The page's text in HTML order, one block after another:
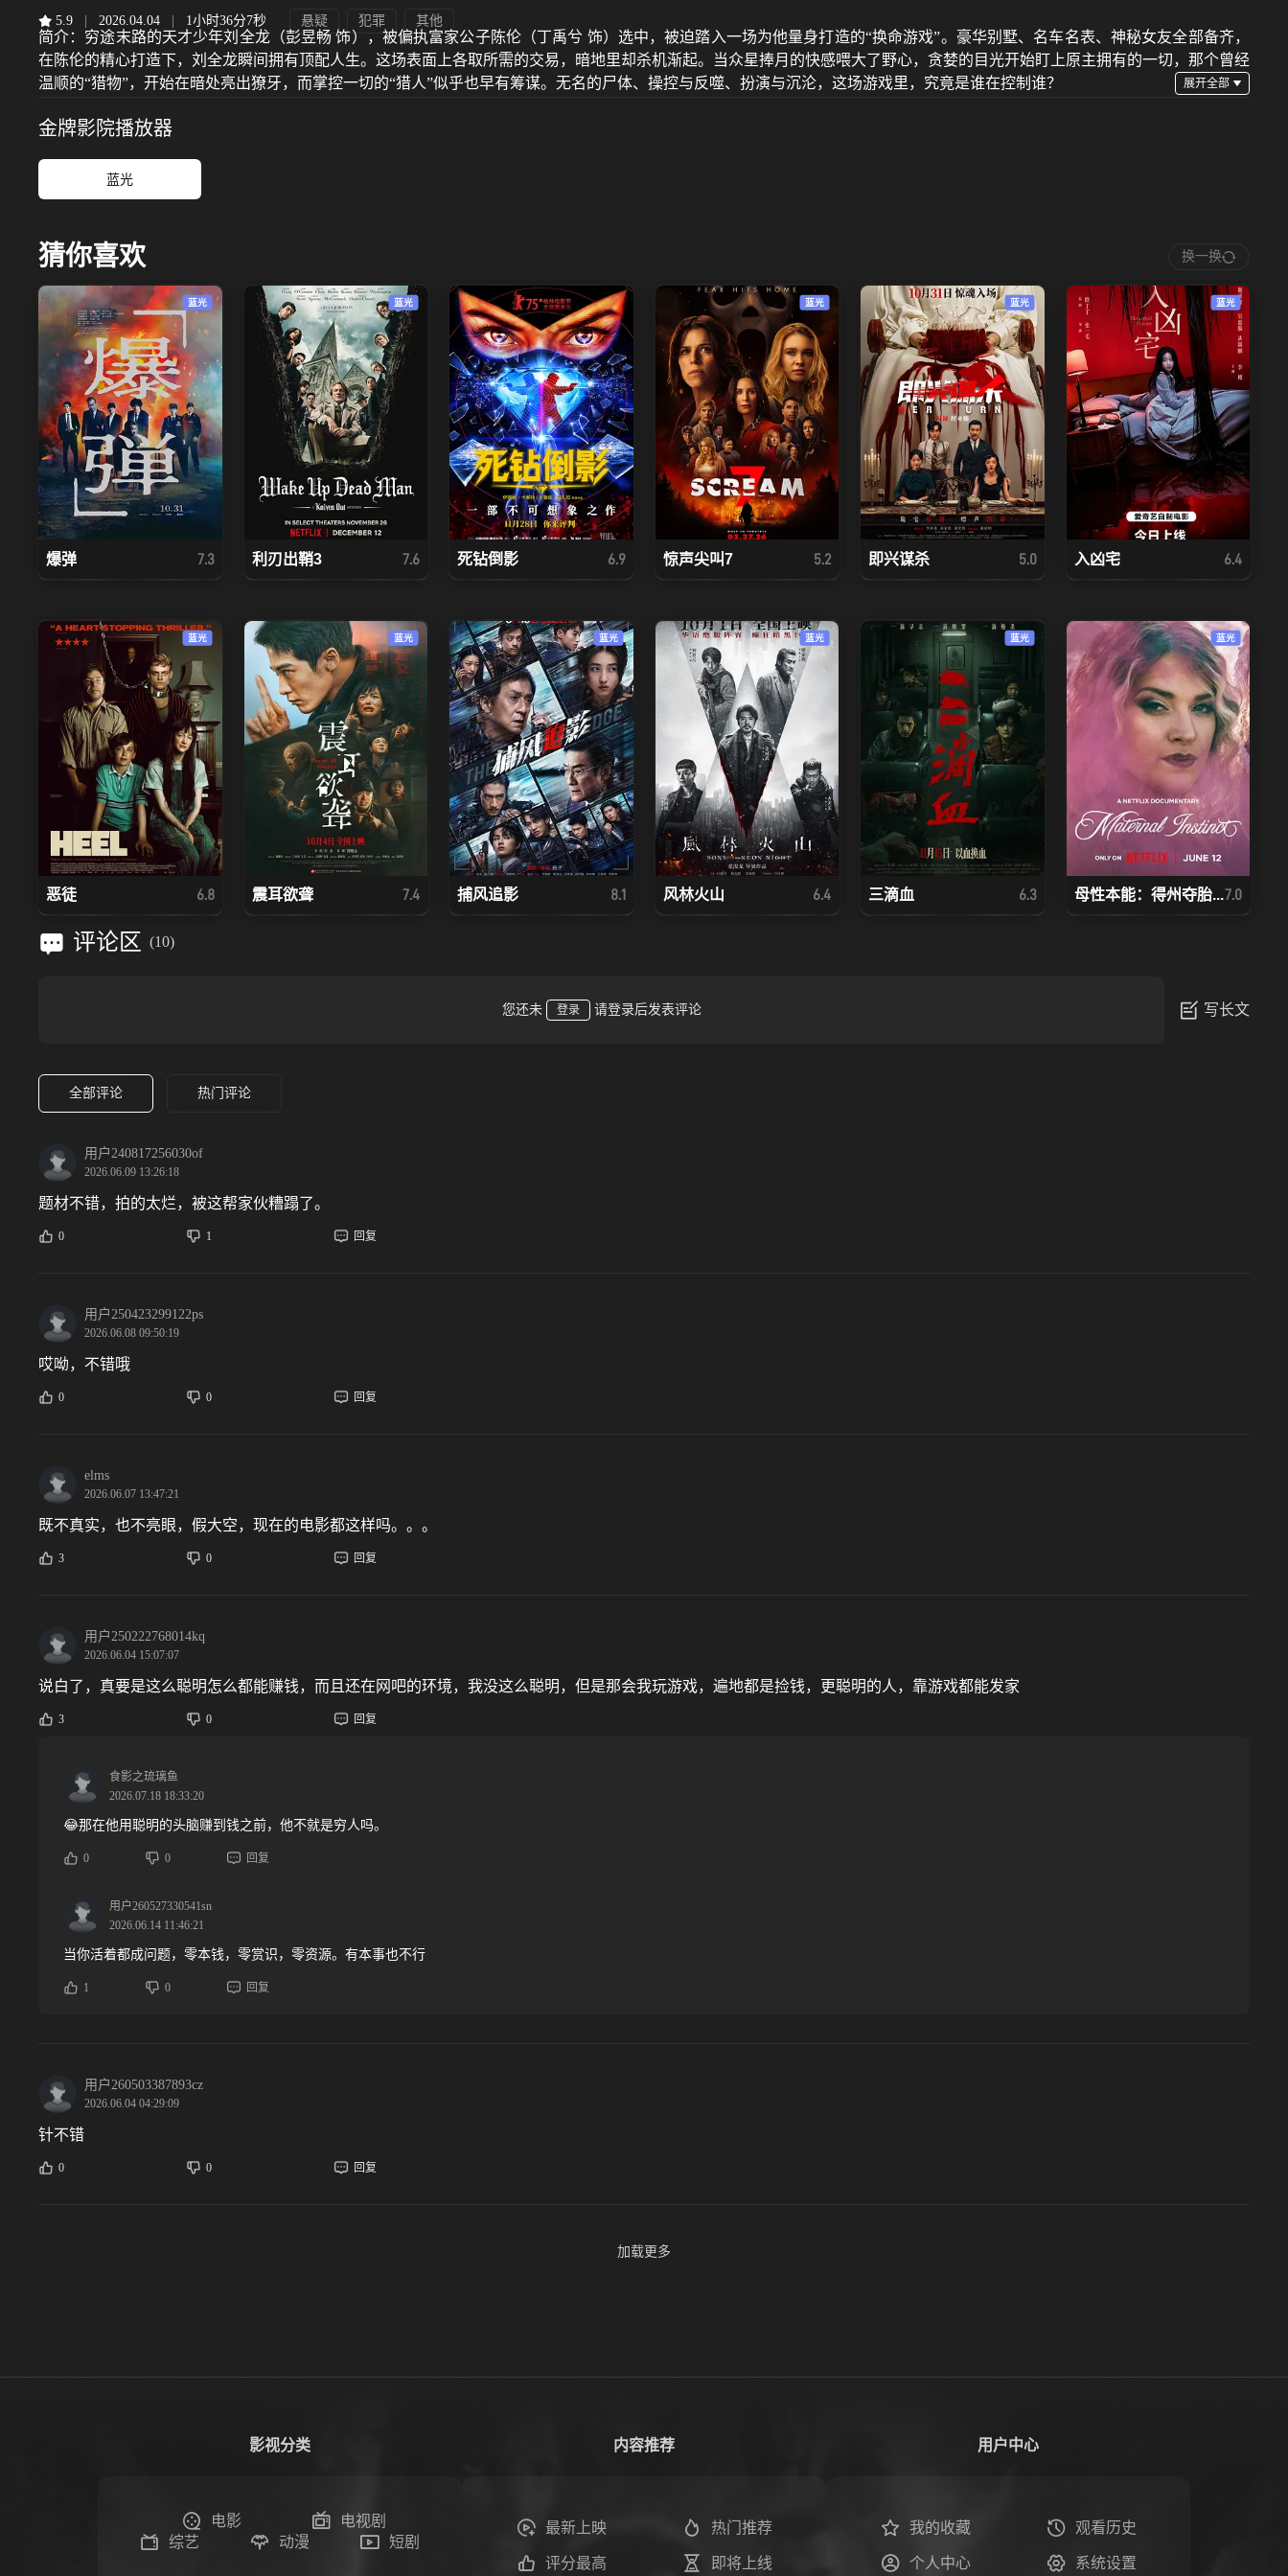
5.9 2026.04.04 1小时36分7秒 悬疑 犯罪 其他
简介： 穷途末路的天才少年刘全龙（彭昱畅 饰），被偏执富家公子陈伦（丁禹兮 饰）选中，被迫踏入一场为他量身打造的“换命游戏”。豪华别墅、名车名表、神秘女友全部备齐，
在陈伦的精心打造下，刘全龙瞬间拥有顶配人生。这场表面上各取所需的交易，暗地里却杀机渐起。当众星捧月的快感喂大了野心，贪婪的目光开始盯上原主拥有的一切，那个曾经
温顺的“猎物”，开始在暗处亮出獠牙，而掌控一切的“猎人”似乎也早有筹谋。无名的尸体、操控与反噬、扮演与沉沦，这场游戏里，究竟是谁在控制谁？
金牌影院播放器
蓝光
猜你喜欢 换一换
蓝光
爆弹 7.3
蓝光
利刃出鞘3 7.6 死钻倒影 6.9
蓝光
惊声尖叫7 5.2
蓝光
即兴谋杀 5.0
蓝光
入凶宅 6.4
蓝光
恶徒 6.8
蓝光
震耳欲聋 7.4
蓝光
捕风追影 8.1
蓝光
风林火山 6.4
蓝光
三滴血 6.3
蓝光
母性本能：得州夺胎...7.0
评论区 (10)
您还未 登录 请登录后发表评论 写长文
全部评论 热门评论
用户240817256030of
2026.06.09 13:26:18
题材不错，拍的太烂，被这帮家伙糟蹋了。
0 1 回复
用户250423299122ps
2026.06.08 09:50:19
哎呦，不错哦
0 0 回复
elms
2026.06.07 13:47:21
既不真实，也不亮眼，假大空，现在的电影都这样吗。。。
3 0 回复
用户250222768014kq
2026.06.04 15:07:07
说白了，真要是这么聪明怎么都能赚钱，而且还在网吧的环境，我没这么聪明，但是那会我玩游戏，遍地都是捡钱，更聪明的人，靠游戏都能发家
3 0 回复
食影之琉璃鱼
2026.07.18 18:33:20
😂那在他用聪明的头脑赚到钱之前，他不就是穷人吗。
0 0 回复
用户260527330541sn
2026.06.14 11:46:21
当你活着都成问题，零本钱，零赏识，零资源。有本事也不行
1 0 回复
用户260503387893cz
2026.06.04 04:29:09
针不错
0 0 回复
加载更多
影视分类
电影
电视剧
综艺
动漫 短剧
内容推荐
最新上映 热门推荐
评分最高 即将上线
用户中心
我的收藏 观看历史
个人中心 系统设置